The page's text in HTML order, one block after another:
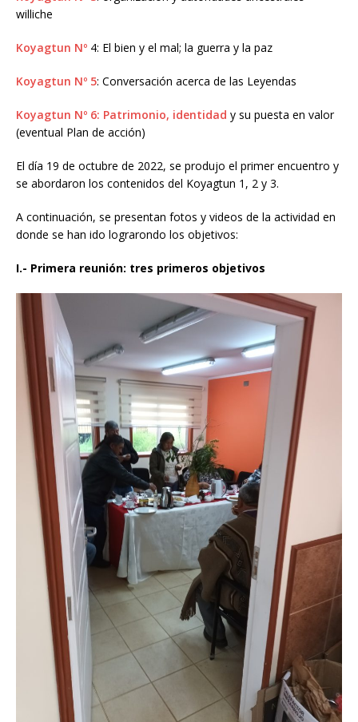
williche
Koyagtun Nº 4: El bien y el mal; la guerra y la paz
Koyagtun Nº 5: Conversación acerca de las Leyendas
Koyagtun Nº 6: Patrimonio, identidad y su puesta en valor
(eventual Plan de acción)
El día 19 de octubre de 2022, se produjo el primer encuentro y
se abordaron los contenidos del Koyagtun 1, 2 y 3.
A continuación, se presentan fotos y videos de la actividad en
donde se han ido lograrondo los objetivos:
I.- Primera reunión: tres primeros objetivos